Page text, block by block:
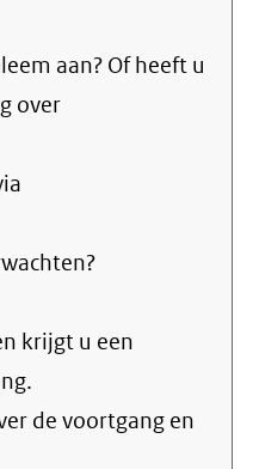
aan? Of heeft u
over
krijgt u een
de voortgang en